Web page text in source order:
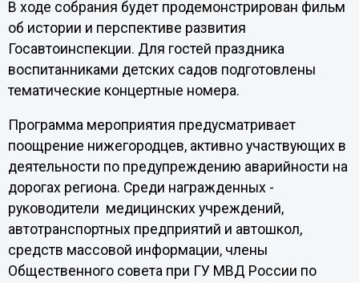
В ходе собрания будет продемонстрирован фильм
об истории и перспективе развития
Госавтоинспекции. Для гостей праздника
воспитанниками детских садов подготовлены
тематические концертные номера.
Программа мероприятия предусматривает
поощрение нижегородцев, активно участвующих в
деятельности по предупреждению аварийности на
дорогах региона. Среди награжденных -
руководители медицинских учреждений,
автотранспортных предприятий и автошкол,
средств массовой информации, члены
Общественного совета при ГУ МВД России по